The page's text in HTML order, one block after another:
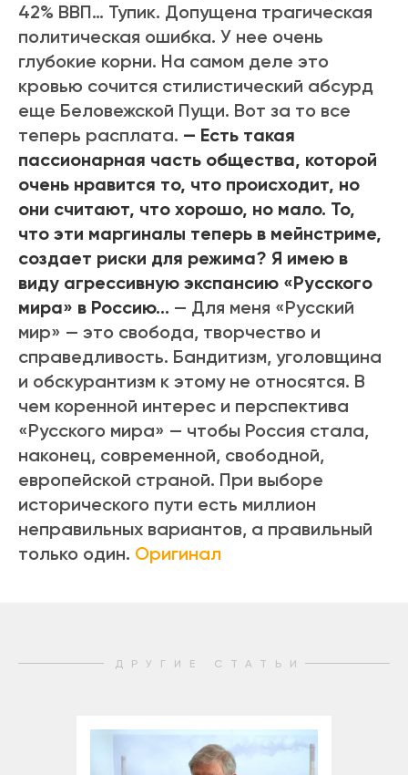
42% ВВП… Тупик. Допущена трагическая
политическая ошибка. У нее очень
глубокие корни. На самом деле это
кровью сочится стилистический абсурд
еще Беловежской Пущи. Вот за то все
теперь расплата. — Есть такая
пассионарная часть общества, которой
очень нравится то, что происходит, но
они считают, что хорошо, но мало. То,
что эти маргиналы теперь в мейнстриме,
создает риски для режима? Я имею в
виду агрессивную экспансию «Русского
мира» в Россию… — Для меня «Русский
мир» — это свобода, творчество и
справедливость. Бандитизм, уголовщина
и обскурантизм к этому не относятся. В
чем коренной интерес и перспектива
«Русского мира» — чтобы Россия стала,
наконец, современной, свободной,
европейской страной. При выборе
исторического пути есть миллион
неправильных вариантов, а правильный
только один. Оригинал
ДРУГИЕ СТАТЬИ